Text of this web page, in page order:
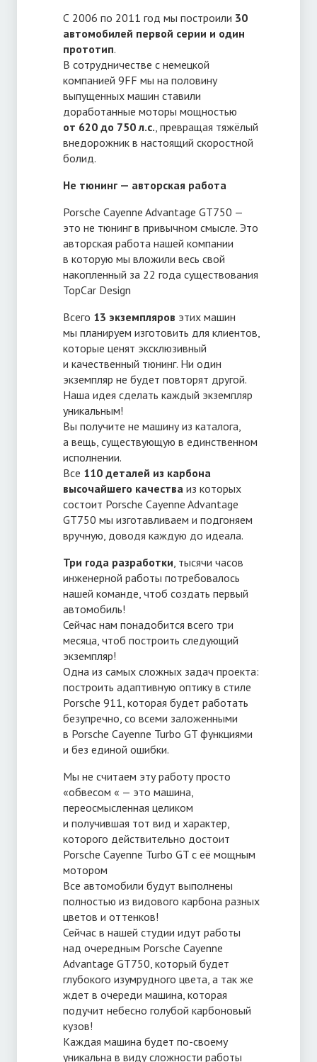
С 2006 по 2011 год мы построили 30
автомобилей первой серии и один
прототип.
В сотрудничестве с немецкой
компанией 9FF мы на половину
выпущенных машин ставили
доработанные моторы мощностью
от 620 до 750 л.с., превращая тяжёлый
внедорожник в настоящий скоростной
болид.
Не тюнинг — авторская работа
Porsche Cayenne Advantage GT750 —
это не тюнинг в привычном смысле. Это
авторская работа нашей компании
в которую мы вложили весь свой
накопленный за 22 года существования
TopCar Design
Всего 13 экземпляров этих машин
мы планируем изготовить для клиентов,
которые ценят эксклюзивный
и качественный тюнинг. Ни один
экземпляр не будет повторят другой.
Наша идея сделать каждый экземпляр
уникальным!
Вы получите не машину из каталога,
а вещь, существующую в единственном
исполнении.
Все 110 деталей из карбона
высочайшего качества из которых
состоит Porsche Cayenne Advantage
GT750 мы изготавливаем и подгоняем
вручную, доводя каждую до идеала.
Три года разработки, тысячи часов
инженерной работы потребовалось
нашей команде, чтоб создать первый
автомобиль!
Сейчас нам понадобится всего три
месяца, чтоб построить следующий
экземпляр!
Одна из самых сложных задач проекта:
построить адаптивную оптику в стиле
Porsche 911, которая будет работать
безупречно, со всеми заложенными
в Porsche Cayenne Turbo GT функциями
и без единой ошибки.
Мы не считаем эту работу просто
«обвесом « — это машина,
переосмысленная целиком
и получившая тот вид и характер,
которого действительно достоит
Porsche Cayenne Turbo GT с её мощным
мотором
Все автомобили будут выполнены
полностью из видового карбона разных
цветов и оттенков!
Сейчас в нашей студии идут работы
над очередным Porsche Cayenne
Advantage GT750, который будет
глубокого изумрудного цвета, а так же
ждет в очереди машина, которая
подучит небесно голубой карбоновый
кузов!
Каждая машина будет по-своему
уникальна в виду сложности работы